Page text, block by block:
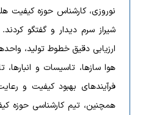
نوروزی، کارشناس حوزه کیفیت
شیراز سرم دیدار و گفتگو
ارزیابی دقیق خطوط تولید،
هوا سازها، تاسیسات و
فرآیندهای بهبود کیفیت و
همچنین، تیم کارشناسی حوزه